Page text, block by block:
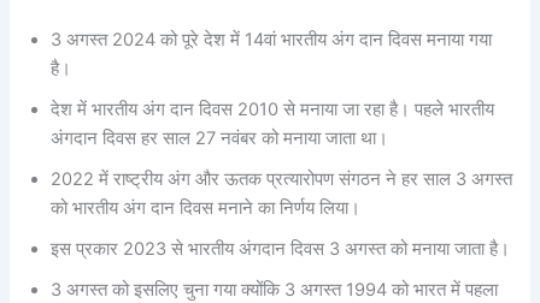
3 अगस्त 2024 को पूरे देश में 14वां भारतीय अंग दान दिवस मनाया गया
है।
देश में भारतीय अंग दान दिवस 2010 से मनाया जा रहा है। पहले भारतीय
अंगदान दिवस हर साल 27 नवंबर को मनाया जाता था।
2022 में राष्ट्रीय अंग और ऊतक प्रत्यारोपण संगठन ने हर साल 3 अगस्त
को भारतीय अंग दान दिवस मनाने का निर्णय लिया।
इस प्रकार 2023 से भारतीय अंगदान दिवस 3 अगस्त को मनाया जाता है।
3 अगस्त को इसलिए चुना गया क्योंकि 3 अगस्त 1994 को भारत में पहला